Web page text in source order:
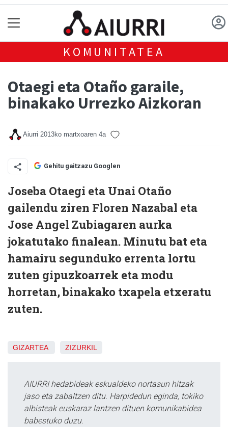
KOMUNITATEA
Otaegi eta Otaño garaile,
binakako Urrezko Aizkoran
Aiurri 2013ko martxoaren 4a
Gehitu gaitzazu Googlen
Joseba Otaegi eta Unai Otaño
gailendu ziren Floren Nazabal eta
Jose Angel Zubiagaren aurka
jokatutako finalean. Minutu bat eta
hamairu segunduko errenta lortu
zuten gipuzkoarrek eta modu
horretan, binakako txapela etxeratu
zuten.
GIZARTEA ZIZURKIL
AIURRI hedabideak eskualdeko nortasun hitzak
jaso eta zabaltzen ditu. Harpidedun eginda, tokiko
albisteak euskaraz lantzen dituen komunikabidea
babestuko duzu.